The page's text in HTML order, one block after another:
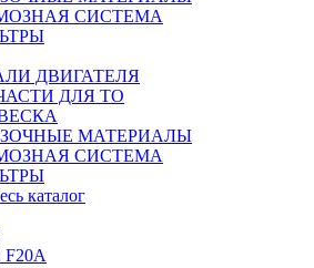
СИСТЕМА
ДВИГАТЕЛЯ
ДЛЯ ТО
МАТЕРИАЛЫ
СИСТЕМА
каталог
F20A